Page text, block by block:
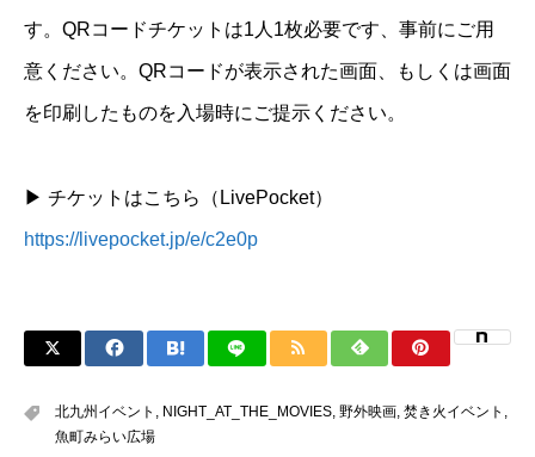
す。QRコードチケットは1人1枚必要です、事前にご用
意ください。QRコードが表示された画面、もしくは画面
を印刷したものを入場時にご提示ください。
▶ チケットはこちら（LivePocket）
https://livepocket.jp/e/c2e0p
北九州イベント NIGHT_AT_THE_MOVIES 野外映画 焚き火イベント
魚町みらい広場